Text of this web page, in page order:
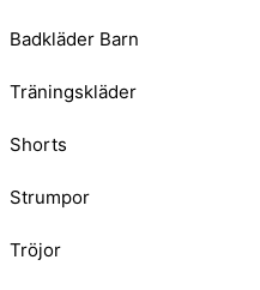
Badkläder Barn
Träningskläder
Shorts
Strumpor
Tröjor